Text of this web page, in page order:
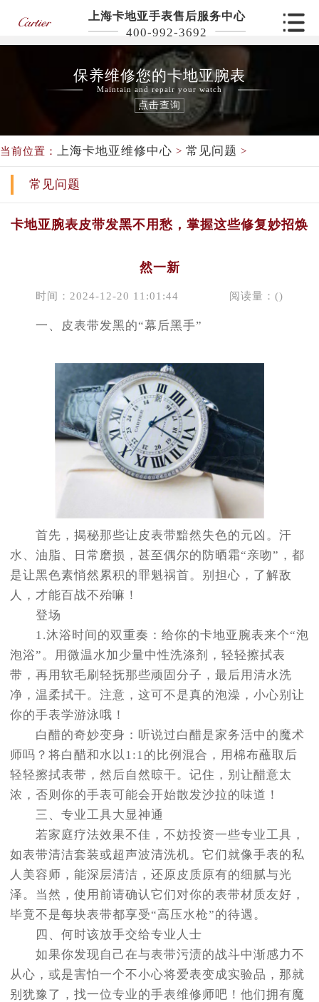
上海卡地亚手表售后服务中心
400-992-3692
保养维修您的卡地亚腕表
Maintain and repair your watch
点击查询
当前位置： 上海卡地亚维修中心 > 常见问题 >
常见问题
卡地亚腕表皮带发黑不用愁，掌握这些修复妙招焕
然一新
时间：2024-12-20 11:01:44 阅读量：()
一、皮表带发黑的“幕后黑手”
首先，揭秘那些让皮表带黯然失色的元凶。汗
水、油脂、日常磨损，甚至偶尔的防晒霜“亲吻”，都
是让黑色素悄然累积的罪魁祸首。别担心，了解敌
人，才能百战不殆嘛！
登场
1.沐浴时间的双重奏：给你的卡地亚腕表来个“泡
泡浴”。用微温水加少量中性洗涤剂，轻轻擦拭表
带，再用软毛刷轻抚那些顽固分子，最后用清水洗
净，温柔拭干。注意，这可不是真的泡澡，小心别让
你的手表学游泳哦！
白醋的奇妙变身：听说过白醋是家务活中的魔术
师吗？将白醋和水以1:1的比例混合，用棉布蘸取后
轻轻擦拭表带，然后自然晾干。记住，别让醋意太
浓，否则你的手表可能会开始散发沙拉的味道！
三、专业工具大显神通
若家庭疗法效果不佳，不妨投资一些专业工具，
如表带清洁套装或超声波清洗机。它们就像手表的私
人美容师，能深层清洁，还原皮质原有的细腻与光
泽。当然，使用前请确认它们对你的表带材质友好，
毕竟不是每块表带都享受“高压水枪”的待遇。
四、何时该放手交给专业人士
如果你发现自己在与表带污渍的战斗中渐感力不
从心，或是害怕一个不小心将爱表变成实验品，那就
别犹豫了，找一位专业的手表维修师吧！他们拥有魔